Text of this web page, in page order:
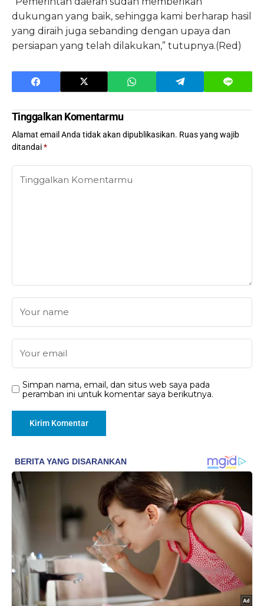
dukungan yang baik, sehingga kami berharap hasil
yang diraih juga sebanding dengan upaya dan
persiapan yang telah dilakukan,” tutupnya.(Red)
Tinggalkan Komentarmu
Alamat email Anda tidak akan dipublikasikan. Ruas yang wajib
ditandai*
Simpan nama, email, dan situs web saya pada
peramban ini untuk komentar saya berikutnya.